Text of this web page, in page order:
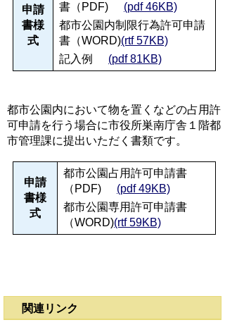
申請
書様
式
書（PDF)
(pdf 46KB)
都市公園内制限行為許可申請
書（WORD)(rtf 57KB)
記入例
(pdf 81KB)
都市公園内において物を置くなどの占用許
可申請を行う場合に市役所巣南庁舎１階都
市管理課に提出いただく書類です。
申請
書様
式
都市公園占用許可申請書
（PDF)
(pdf 49KB)
都市公園専用許可申請書
（WORD)(rtf 59KB)
関連リンク